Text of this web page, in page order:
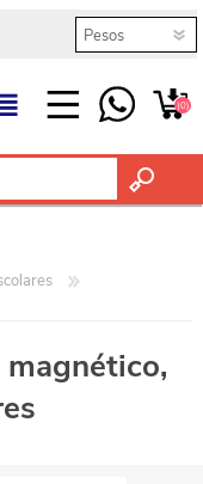
(0)